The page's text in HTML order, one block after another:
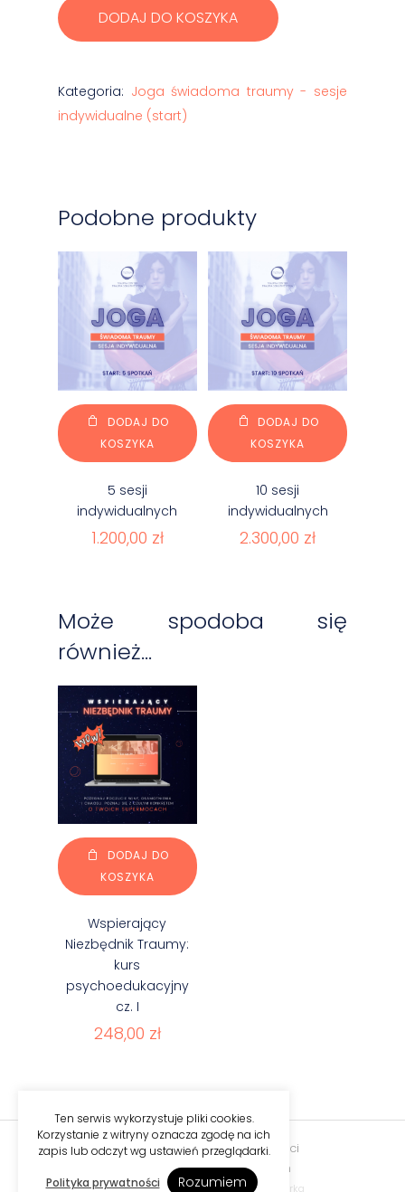
DODAJ DO KOSZYKA
Kategoria: Joga świadoma traumy - sesje
indywidualne (start)
Podobne produkty
DODAJ DO
KOSZYKA
5 sesji
indywidualnych
1.200,00 zł
DODAJ DO
KOSZYKA
10 sesji
indywidualnych
2.300,00 zł
Może spodoba się
również…
DODAJ DO
KOSZYKA
Wspierający
Niezbędnik Traumy:
kurs
psychoedukacyjny
cz. I
248,00 zł
Regulamin|Polityka prywatności
Copyright © 2023 Sister Moon
Realizacja:Strony internetowe DesignOrka
Ten serwis wykorzystuje pliki cookies.
Korzystanie z witryny oznacza zgodę na ich
zapis lub odczyt wg ustawień przeglądarki.
Polityka prywatności Rozumiem